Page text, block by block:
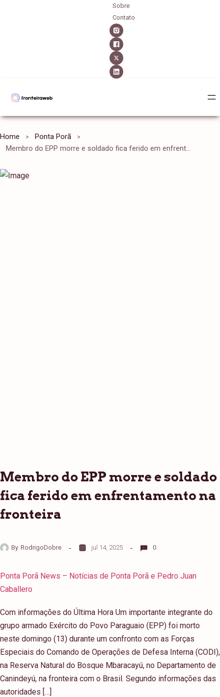
Sobre
Contato
Home
Ponta Porã
Membro do EPP morre e soldado fica ferido em enfrentamento na fronteira
Membro do EPP morre e soldado
fica ferido em enfrentamento na
fronteira
By RodrigoDobre jul 14, 2025 0
Ponta Porã News – Notícias de Ponta Porã e Pedro Juan
Caballero
Com informações do Última Hora Um importante integrante do
grupo armado Exército do Povo Paraguaio (EPP) foi morto
neste domingo (13) durante um confronto com as Forças
Especiais do Comando de Operações de Defesa Interna (CODI),
na Reserva Natural do Bosque Mbaracayú, no Departamento de
Canindeyú, na fronteira com o Brasil. Segundo informações das
autoridades […]